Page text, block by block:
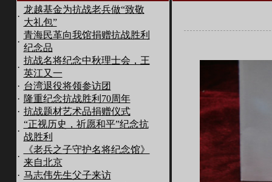
·
龙越基金为抗战老兵做“致敬
大礼包”
·
青海民革向我馆捐赠抗战胜利
纪念品
·
抗战名将纪念中秋理士会，王
英江又一
· 台湾退役将领参访团
· 隆重纪念抗战胜利70周年
· 抗战题材艺术品捐赠仪式
·
“正视历史，祈愿和平”纪念抗
战胜利
·
《老兵之子守护名将纪念馆》
来自北京
· 马志伟先生父子来访